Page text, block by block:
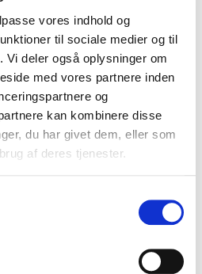
vores indhold og
til sociale medier og til
deler også oplysninger om
med vores partnere inden
og
kan kombinere disse
du har givet dem, eller som
af deres tjenester.